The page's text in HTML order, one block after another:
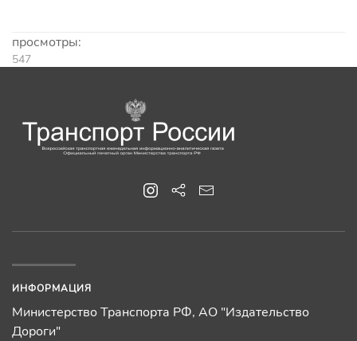
просмотры:
547
ИНФОРМАЦИЯ
Министерство Транспорта РФ, АО "Издательство
Дороги"